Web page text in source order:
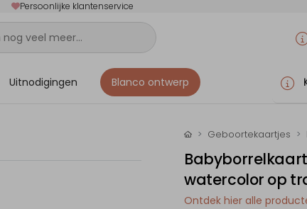
Persoonlijke klantenservice
Uitnodigingen Blanco ontwerp
Geboortekaartjes
watercolor op
Ontdek hier alle